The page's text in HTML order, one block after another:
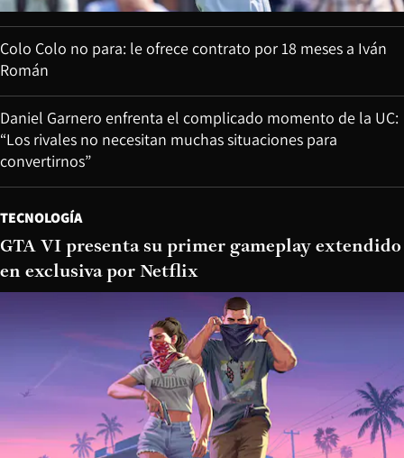
Colo Colo no para: le ofrece contrato por 18 meses a Iván
Román
Daniel Garnero enfrenta el complicado momento de la UC:
“Los rivales no necesitan muchas situaciones para
convertirnos”
TECNOLOGÍA
GTA VI presenta su primer gameplay extendido
en exclusiva por Netflix